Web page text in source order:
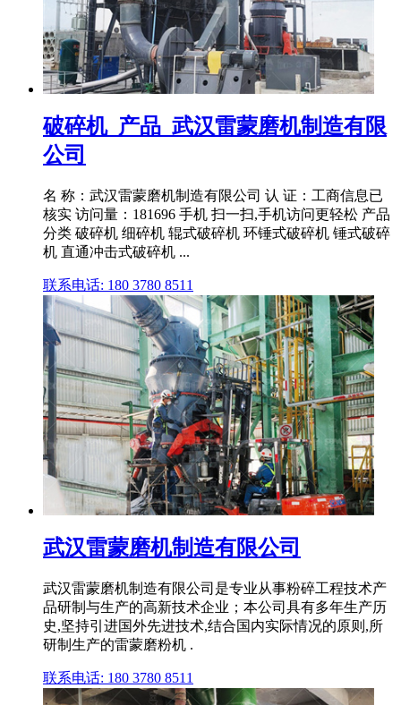
破碎机_产品_武汉雷蒙磨机制造有限
公司
名 称：武汉雷蒙磨机制造有限公司 认 证：工商信息已
核实 访问量：181696 手机 扫一扫,手机访问更轻松 产品
分类 破碎机 细碎机 辊式破碎机 环锤式破碎机 锤式破碎
机 直通冲击式破碎机 ...
联系电话: 180 3780 8511
武汉雷蒙磨机制造有限公司
武汉雷蒙磨机制造有限公司是专业从事粉碎工程技术产
品研制与生产的高新技术企业；本公司具有多年生产历
史,坚持引进国外先进技术,结合国内实际情况的原则,所
研制生产的雷蒙磨粉机 .
联系电话: 180 3780 8511